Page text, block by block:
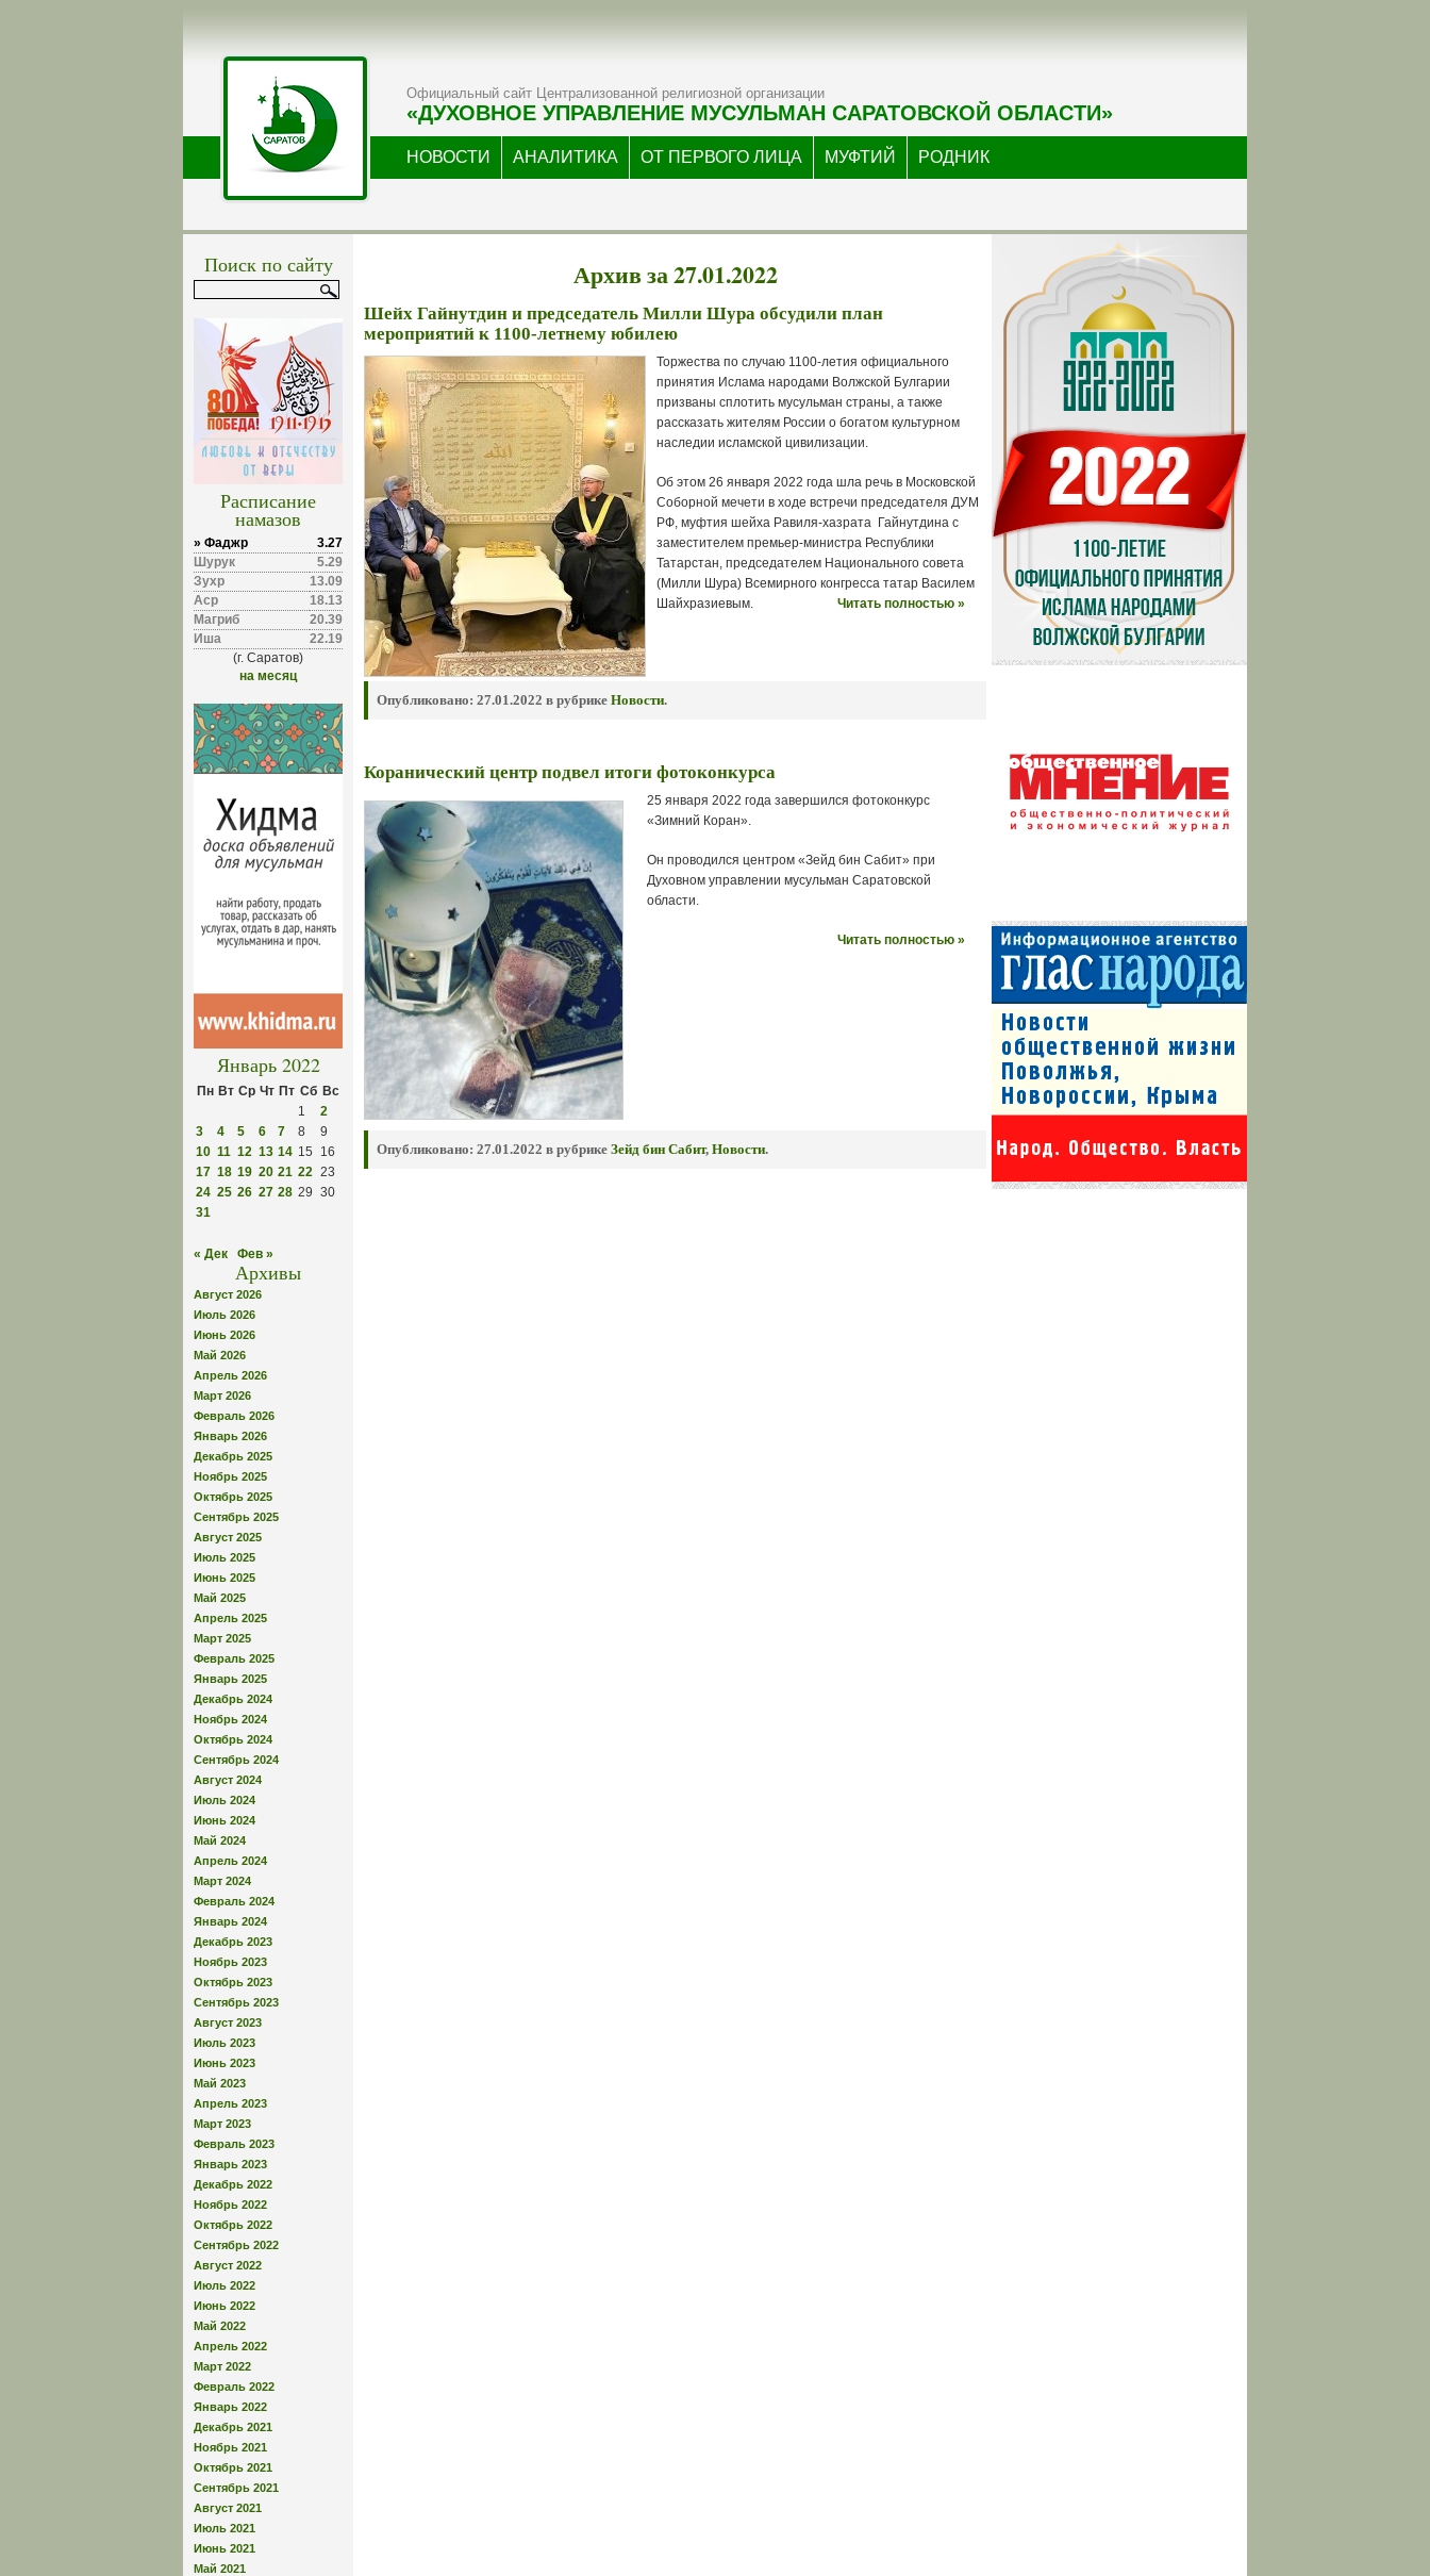
Официальный сайт Централизованной религиозной организации
«ДУХОВНОЕ УПРАВЛЕНИЕ МУСУЛЬМАН САРАТОВСКОЙ ОБЛАСТИ»
НОВОСТИ АНАЛИТИКА ОТ ПЕРВОГО ЛИЦА МУФТИЙ РОДНИК
Поиск по сайту
Расписание
намазов
» Фаджр
3.27
Шурук
5.29
Зухр
13.09
Аср
18.13
Магриб
20.39
Иша
22.19
(г. Саратов)
на месяц
Январь 2022
Пн Вт Ср Чт Пт Сб Вс
1
2
3
4 5 6 7 8
9
10 11 12 13 14 15
16
17 18 19 20 21 22 23
24 25 26 27 28 29 30
31
« Дек Фев »
Архивы
Август 2026
Июль 2026
Июнь 2026
Май 2026
Апрель 2026
Март 2026
Февраль 2026
Январь 2026
Декабрь 2025
Ноябрь 2025
Октябрь 2025
Сентябрь 2025
Август 2025
Июль 2025
Июнь 2025
Май 2025
Апрель 2025
Март 2025
Февраль 2025
Январь 2025
Декабрь 2024
Ноябрь 2024
Октябрь 2024
Сентябрь 2024
Август 2024
Июль 2024
Июнь 2024
Май 2024
Апрель 2024
Март 2024
Февраль 2024
Январь 2024
Декабрь 2023
Ноябрь 2023
Октябрь 2023
Сентябрь 2023
Август 2023
Июль 2023
Июнь 2023
Май 2023
Апрель 2023
Март 2023
Февраль 2023
Январь 2023
Декабрь 2022
Ноябрь 2022
Октябрь 2022
Сентябрь 2022
Август 2022
Июль 2022
Июнь 2022
Май 2022
Апрель 2022
Март 2022
Февраль 2022
Январь 2022
Декабрь 2021
Ноябрь 2021
Октябрь 2021
Сентябрь 2021
Август 2021
Июль 2021
Июнь 2021
Май 2021
Архив за 27.01.2022
Шейх Гайнутдин и председатель Милли Шура обсудили план
мероприятий к 1100-летнему юбилею
Торжества по случаю 1100-летия официального
принятия Ислама народами Волжской Булгарии
призваны сплотить мусульман страны, а также
рассказать жителям России о богатом культурном
наследии исламской цивилизации.
Об этом 26 января 2022 года шла речь в Московской
Соборной мечети в ходе встречи председателя ДУМ
РФ, муфтия шейха Равиля-хазрата Гайнутдина с
заместителем премьер-министра Республики
Татарстан, председателем Национального совета
(Милли Шура) Всемирного конгресса татар Василем
Шайхразиевым.
Читать полностью »
Опубликовано: 27.01.2022 в рубрике Новости.
Коранический центр подвел итоги фотоконкурса
25 января 2022 года завершился фотоконкурс
«Зимний Коран».
Он проводился центром «Зейд бин Сабит» при
Духовном управлении мусульман Саратовской
области.
Читать полностью »
Опубликовано: 27.01.2022 в рубрике Зейд бин Сабит, Новости.